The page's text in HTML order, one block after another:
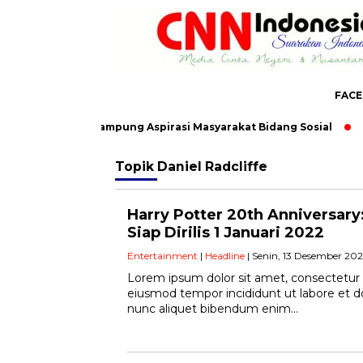
III, Dedi Fatria Tampung Aspirasi Masyarakat Bidang Sosial
Topik Daniel Radcliffe
Harry Potter 20th
Siap Dirilis 1 Januari 2022
Entertainment | Headline | Senin, 13 Desember
Lorem ipsum dolor sit amet, consectetur
eiusmod tempor incididunt ut labore et
nunc aliquet bibendum enim…